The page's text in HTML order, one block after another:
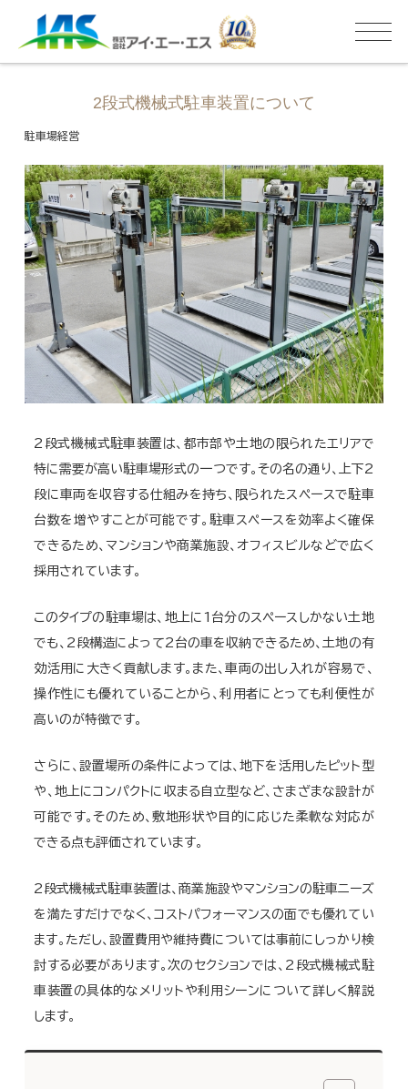
2段式機械式駐車装置について
駐車場経営
2段式機械式駐車装置は、都市部や土地の限られたエリアで
特に需要が高い駐車場形式の一つです。その名の通り、上下2
段に車両を収容する仕組みを持ち、限られたスペースで駐車
台数を増やすことが可能です。駐車スペースを効率よく確保
できるため、マンションや商業施設、オフィスビルなどで広く
採用されています。
このタイプの駐車場は、地上に1台分のスペースしかない土地
でも、2段構造によって2台の車を収納できるため、土地の有
効活用に大きく貢献します。また、車両の出し入れが容易で、
操作性にも優れていることから、利用者にとっても利便性が
高いのが特徴です。
さらに、設置場所の条件によっては、地下を活用したピット型
や、地上にコンパクトに収まる自立型など、さまざまな設計が
可能です。そのため、敷地形状や目的に応じた柔軟な対応が
できる点も評価されています。
2段式機械式駐車装置は、商業施設やマンションの駐車ニーズ
を満たすだけでなく、コストパフォーマンスの面でも優れてい
ます。ただし、設置費用や維持費については事前にしっかり検
討する必要があります。次のセクションでは、2段式機械式駐
車装置の具体的なメリットや利用シーンについて詳しく解説
します。